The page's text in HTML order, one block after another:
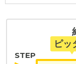
ことができます
・こだわりの
たとえば「カ
「夫婦入居可
幅広い選択肢
ことができます
・こだわりの
たとえば「カ
ピッ
STEP